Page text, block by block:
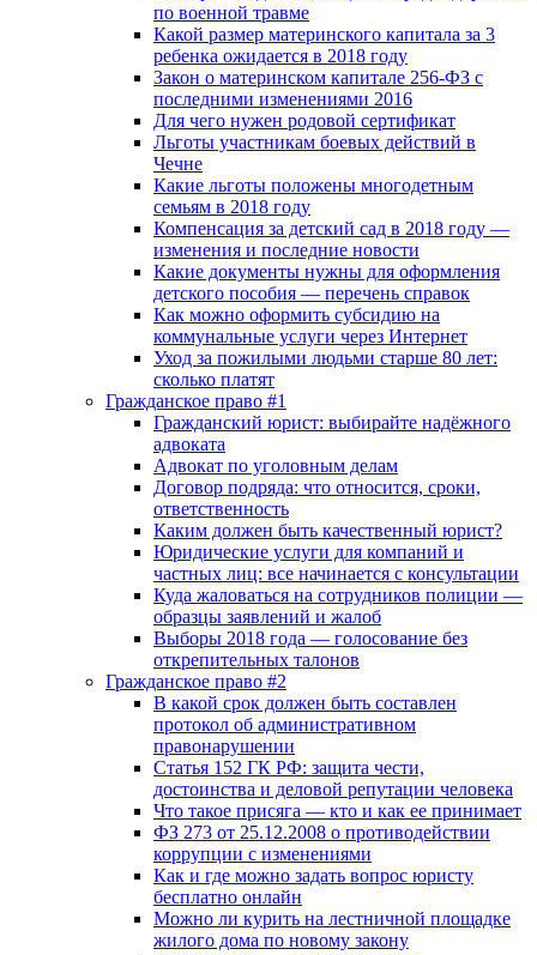
по военной травме
Какой размер материнского капитала за 3
ребенка ожидается в 2018 году
Закон о материнском капитале 256-ФЗ с
последними изменениями 2016
Для чего нужен родовой сертификат
Льготы участникам боевых действий в
Чечне
Какие льготы положены многодетным
семьям в 2018 году
Компенсация за детский сад в 2018 году —
изменения и последние новости
Какие документы нужны для оформления
детского пособия — перечень справок
Как можно оформить субсидию на
коммунальные услуги через Интернет
Уход за пожилыми людьми старше 80 лет:
сколько платят
Гражданское право #1
Гражданский юрист: выбирайте надёжного
адвоката
Адвокат по уголовным делам
Договор подряда: что относится, сроки,
ответственность
Каким должен быть качественный юрист?
Юридические услуги для компаний и
частных лиц: все начинается с консультации
Куда жаловаться на сотрудников полиции —
образцы заявлений и жалоб
Выборы 2018 года — голосование без
открепительных талонов
Гражданское право #2
В какой срок должен быть составлен
протокол об административном
правонарушении
Статья 152 ГК РФ: защита чести,
достоинства и деловой репутации человека
Что такое присяга — кто и как ее принимает
ФЗ 273 от 25.12.2008 о противодействии
коррупции с изменениями
Как и где можно задать вопрос юристу
бесплатно онлайн
Можно ли курить на лестничной площадке
жилого дома по новому закону